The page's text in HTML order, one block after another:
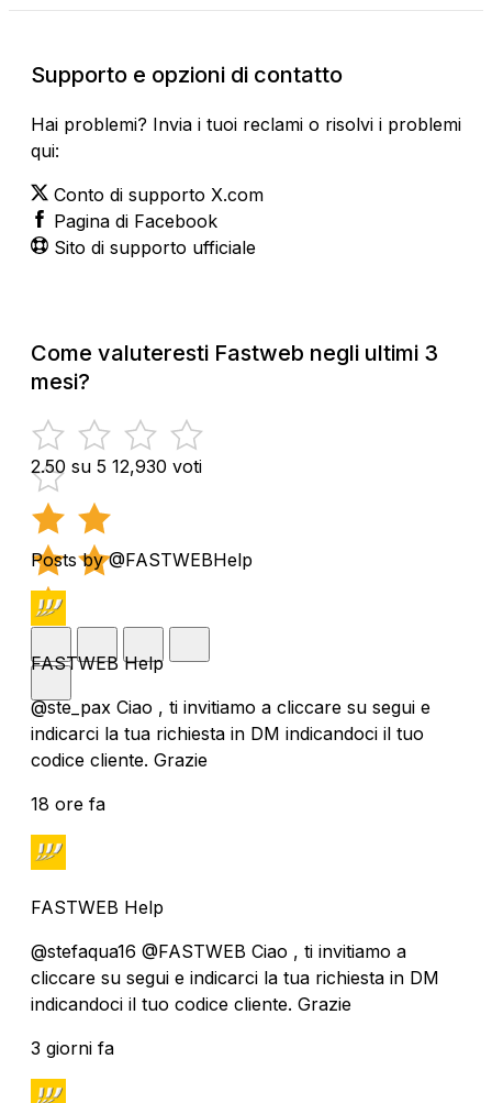
Supporto e opzioni di contatto
Hai problemi? Invia i tuoi reclami o risolvi i problemi
qui:
Conto di supporto X.com
Pagina di Facebook
Sito di supporto ufficiale
Come valuteresti Fastweb negli ultimi 3
mesi?
2.50 su 5 12,930 voti
Posts by @FASTWEBHelp
FASTWEB Help
@ste_pax Ciao , ti invitiamo a cliccare su segui e
indicarci la tua richiesta in DM indicandoci il tuo
codice cliente. Grazie
18 ore fa
FASTWEB Help
@stefaqua16 @FASTWEB Ciao , ti invitiamo a
cliccare su segui e indicarci la tua richiesta in DM
indicandoci il tuo codice cliente. Grazie
3 giorni fa